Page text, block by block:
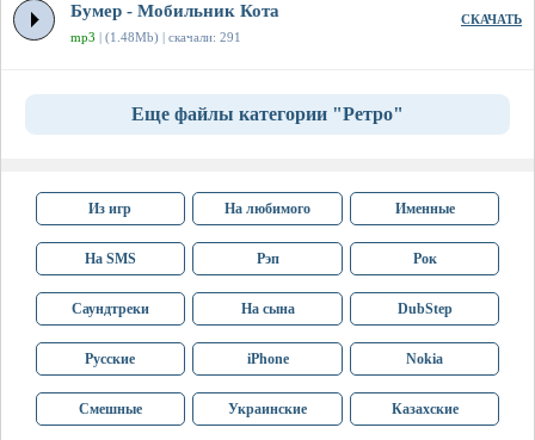
Бумер - Мобильник Кота
mp3 | (1.48Mb) | скачали: 291
СКАЧАТЬ
Еще файлы категории "Ретро"
Из игр На любимого Именные
На SMS Рэп Рок
Саундтреки На сына DubStep
Русские iPhone Nokia
Смешные Украинские Казахские